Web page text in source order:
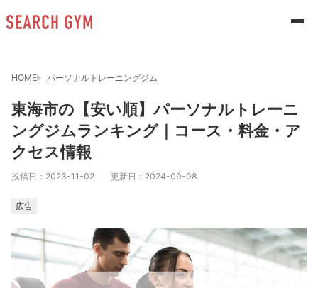
HOME パーソナルトレーニングジム
東海市の【安い順】パーソナルトレーニ
ングジムランキング｜コース・料金・ア
クセス情報
投稿日： 2023-11-02 更新日： 2024-09-08
広告